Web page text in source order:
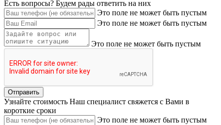
Есть вопросы? Будем рады ответить на них
Это поле не может быть пустым
Это поле не может быть пустым
Это поле не может быть пустым
Узнайте стоимость Наш специалист свяжется с Вами в
короткие сроки
Это поле не может быть пустым